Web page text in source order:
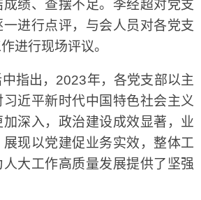
绩、查摆不足。李经超对党支
进行点评，与会人员对各党支
进行现场评议。
出，2023年，各党支部以主
近平新时代中国特色社会主义
深入，政治建设成效显著，业
现以党建促业务实效，整体工
大工作高质量发展提供了坚强